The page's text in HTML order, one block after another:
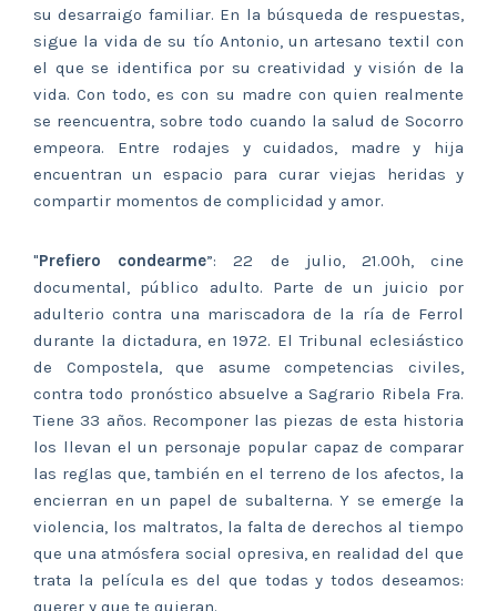
su desarraigo familiar. En la búsqueda de respuestas,
sigue la vida de su tío Antonio, un artesano textil con
el que se identifica por su creatividad y visión de la
vida. Con todo, es con su madre con quien realmente
se reencuentra, sobre todo cuando la salud de Socorro
empeora. Entre rodajes y cuidados, madre y hija
encuentran un espacio para curar viejas heridas y
compartir momentos de complicidad y amor.
"Prefiero condearme”: 22 de julio, 21.00h, cine
documental, público adulto. Parte de un juicio por
adulterio contra una mariscadora de la ría de Ferrol
durante la dictadura, en 1972. El Tribunal eclesiástico
de Compostela, que asume competencias civiles,
contra todo pronóstico absuelve a Sagrario Ribela Fra.
Tiene 33 años. Recomponer las piezas de esta historia
los llevan el un personaje popular capaz de comparar
las reglas que, también en el terreno de los afectos, la
encierran en un papel de subalterna. Y se emerge la
violencia, los maltratos, la falta de derechos al tiempo
que una atmósfera social opresiva, en realidad del que
trata la película es del que todas y todos deseamos: